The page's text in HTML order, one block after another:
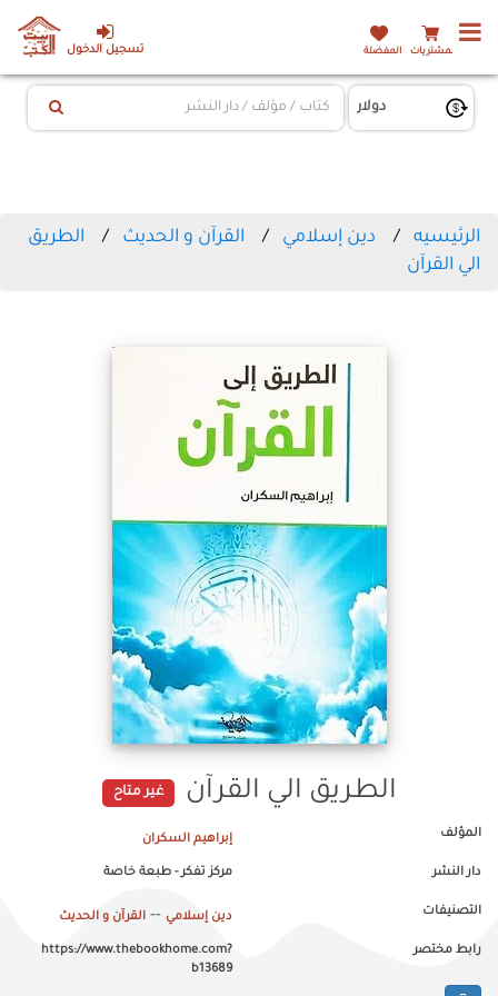
تسجيل الدخول المشتريات المفضلة
الرئيسيه دين إسلامي القرآن و الحديث
الطريق
الي القرآن
الطريق الي القرآن غير متاح
المؤلف إبراهيم السكران
دار النشر مركز تفكر - طبعة خاصة
التصنيفات دين إسلامي -- القرآن و الحديث
رابط مختصر
https://www.thebookhome.com?
b13689